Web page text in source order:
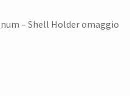
– Shell Holder omaggio